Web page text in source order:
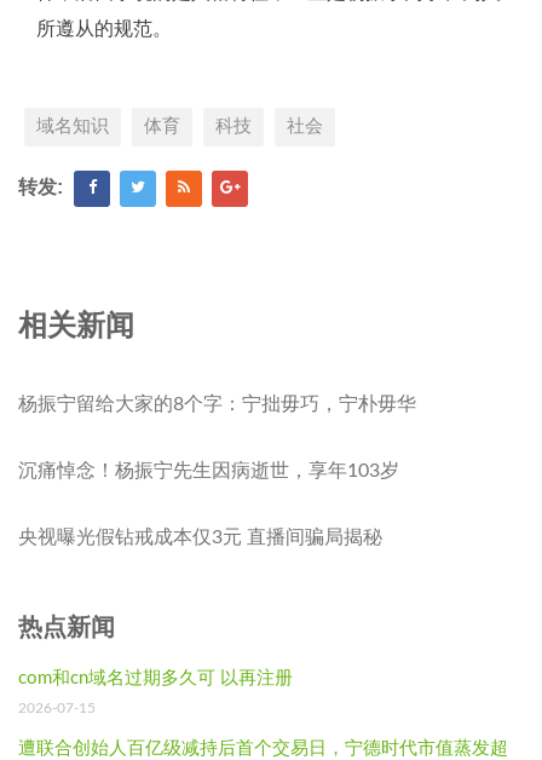
所遵从的规范。
域名知识 体育 科技 社会
转发:
相关新闻
杨振宁留给大家的8个字：宁拙毋巧，宁朴毋华
沉痛悼念！杨振宁先生因病逝世，享年103岁
央视曝光假钻戒成本仅3元 直播间骗局揭秘
热点新闻
com和cn域名过期多久可 以再注册
2026-07-15
遭联合创始人百亿级减持后首个交易日，宁德时代市值蒸发超